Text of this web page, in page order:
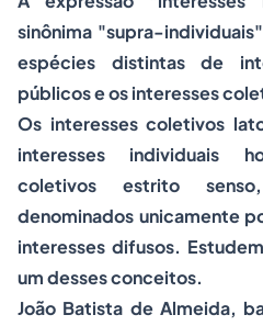
sinônima "supra-
espécies distintas de
públicos e os interesses
Os interesses coletivos
interesses individuais
coletivos estrito
denominados unicamente
interesses difusos.
um desses conceitos.
João Batista de Almeida,